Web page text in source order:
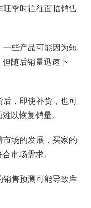
季时往往面临销售
些产品可能因为短
随后销量迅速下
，即使补货，也可
以恢复销量。
场的发展，买家的
市场需求。
售预测可能导致库